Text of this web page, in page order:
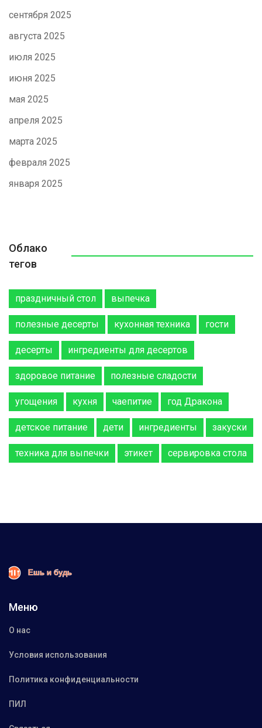
сентября 2025
августа 2025
июля 2025
июня 2025
мая 2025
апреля 2025
марта 2025
февраля 2025
января 2025
Облако
тегов
праздничный стол выпечка
полезные десерты кухонная техника гости
десерты ингредиенты для десертов
здоровое питание полезные сладости
угощения кухня чаепитие год Дракона
детское питание дети ингредиенты закуски
техника для выпечки этикет сервировка стола
Меню
О нас
Условия использования
Политика конфиденциальности
ПИЛ